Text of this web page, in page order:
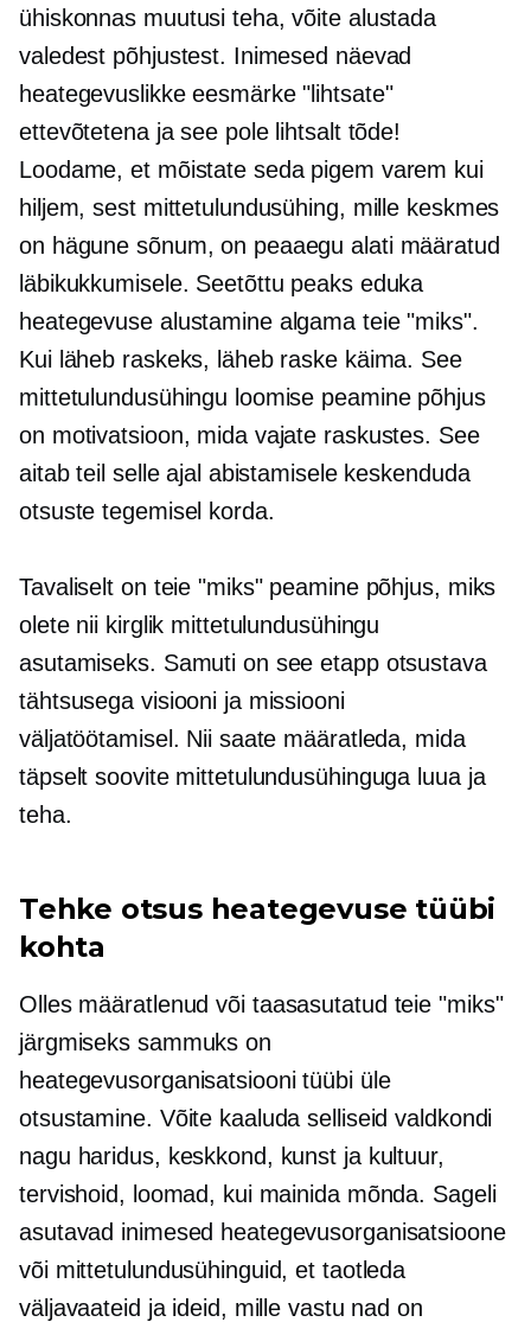
ühiskonnas muutusi teha, võite alustada
valedest põhjustest. Inimesed näevad
heategevuslikke eesmärke "lihtsate"
ettevõtetena ja see pole lihtsalt tõde!
Loodame, et mõistate seda pigem varem kui
hiljem, sest mittetulundusühing, mille keskmes
on hägune sõnum, on peaaegu alati määratud
läbikukkumisele. Seetõttu peaks eduka
heategevuse alustamine algama teie "miks".
Kui läheb raskeks, läheb raske käima. See
mittetulundusühingu loomise peamine põhjus
on motivatsioon, mida vajate raskustes. See
aitab teil selle ajal abistamisele keskenduda
otsuste tegemisel korda.
Tavaliselt on teie "miks" peamine põhjus, miks
olete nii kirglik mittetulundusühingu
asutamiseks. Samuti on see etapp otsustava
tähtsusega visiooni ja missiooni
väljatöötamisel. Nii saate määratleda, mida
täpselt soovite mittetulundusühinguga luua ja
teha.
Tehke otsus heategevuse tüübi
kohta
Olles määratlenud või taasasutatud teie "miks"
järgmiseks sammuks on
heategevusorganisatsiooni tüübi üle
otsustamine. Võite kaaluda selliseid valdkondi
nagu haridus, keskkond, kunst ja kultuur,
tervishoid, loomad, kui mainida mõnda. Sageli
asutavad inimesed heategevusorganisatsioone
või mittetulundusühinguid, et taotleda
väljavaateid ja ideid, mille vastu nad on